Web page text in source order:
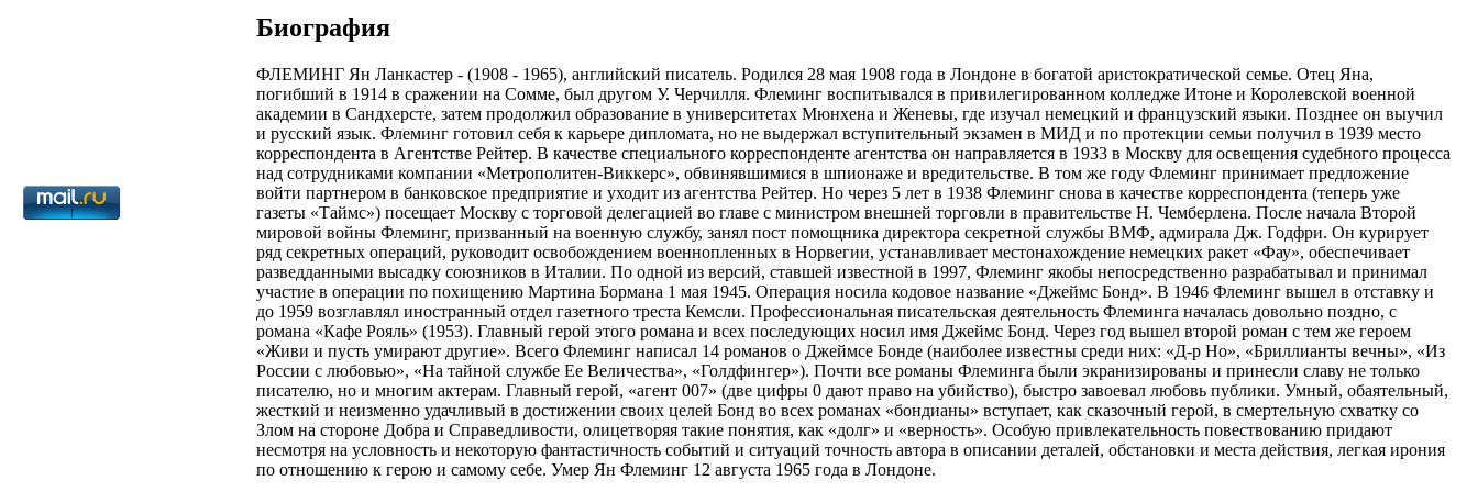
Биография
ФЛЕМИНГ Ян Ланкастер - (1908 - 1965), английский писатель. Родился 28 мая 1908 года в Лондоне в богатой аристократической семье. Отец Яна,
погибший в 1914 в сражении на Сомме, был другом У. Черчилля. Флеминг воспитывался в привилегированном колледже Итоне и Королевской военной
академии в Сандхерсте, затем продолжил образование в университетах Мюнхена и Женевы, где изучал немецкий и французский языки. Позднее он выучил
и русский язык. Флеминг готовил себя к карьере дипломата, но не выдержал вступительный экзамен в МИД и по протекции семьи получил в 1939 место
корреспондента в Агентстве Рейтер. В качестве специального корреспонденте агентства он направляется в 1933 в Москву для освещения судебного процесса
над сотрудниками компании «Метрополитен-Виккерс», обвинявшимися в шпионаже и вредительстве. В том же году Флеминг принимает предложение
войти партнером в банковское предприятие и уходит из агентства Рейтер. Но через 5 лет в 1938 Флеминг снова в качестве корреспондента (теперь уже
газеты «Таймс») посещает Москву с торговой делегацией во главе с министром внешней торговли в правительстве Н. Чемберлена. После начала Второй
мировой войны Флеминг, призванный на военную службу, занял пост помощника директора секретной службы ВМФ, адмирала Дж. Годфри. Он курирует
ряд секретных операций, руководит освобождением военнопленных в Норвегии, устанавливает местонахождение немецких ракет «Фау», обеспечивает
разведданными высадку союзников в Италии. По одной из версий, ставшей известной в 1997, Флеминг якобы непосредственно разрабатывал и принимал
участие в операции по похищению Мартина Бормана 1 мая 1945. Операция носила кодовое название «Джеймс Бонд». В 1946 Флеминг вышел в отставку и
до 1959 возглавлял иностранный отдел газетного треста Кемсли. Профессиональная писательская деятельность Флеминга началась довольно поздно, с
романа «Кафе Рояль» (1953). Главный герой этого романа и всех последующих носил имя Джеймс Бонд. Через год вышел второй роман с тем же героем
«Живи и пусть умирают другие». Всего Флеминг написал 14 романов о Джеймсе Бонде (наиболее известны среди них: «Д-р Но», «Бриллианты вечны», «Из
России с любовью», «На тайной службе Ее Величества», «Голдфингер»). Почти все романы Флеминга были экранизированы и принесли славу не только
писателю, но и многим актерам. Главный герой, «агент 007» (две цифры 0 дают право на убийство), быстро завоевал любовь публики. Умный, обаятельный,
жесткий и неизменно удачливый в достижении своих целей Бонд во всех романах «бондианы» вступает, как сказочный герой, в смертельную схватку со
Злом на стороне Добра и Справедливости, олицетворяя такие понятия, как «долг» и «верность». Особую привлекательность повествованию придают
несмотря на условность и некоторую фантастичность событий и ситуаций точность автора в описании деталей, обстановки и места действия, легкая ирония
по отношению к герою и самому себе. Умер Ян Флеминг 12 августа 1965 года в Лондоне.